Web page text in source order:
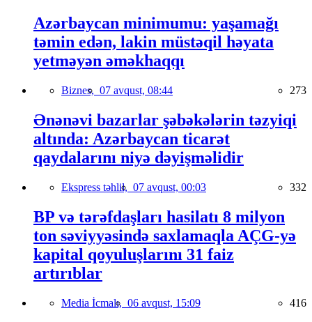
Azərbaycan minimumu: yaşamağı
təmin edən, lakin müstəqil həyata
yetməyən əməkhaqqı
Biznes, 07 avqust, 08:44 273
Ənənəvi bazarlar şəbəkələrin təzyiqi
altında: Azərbaycan ticarət
qaydalarını niyə dəyişməlidir
Ekspress təhlil, 07 avqust, 00:03 332
BP və tərəfdaşları hasilatı 8 milyon
ton səviyyəsində saxlamaqla AÇG-yə
kapital qoyuluşlarını 31 faiz
artırıblar
Media İcmalı, 06 avqust, 15:09 416